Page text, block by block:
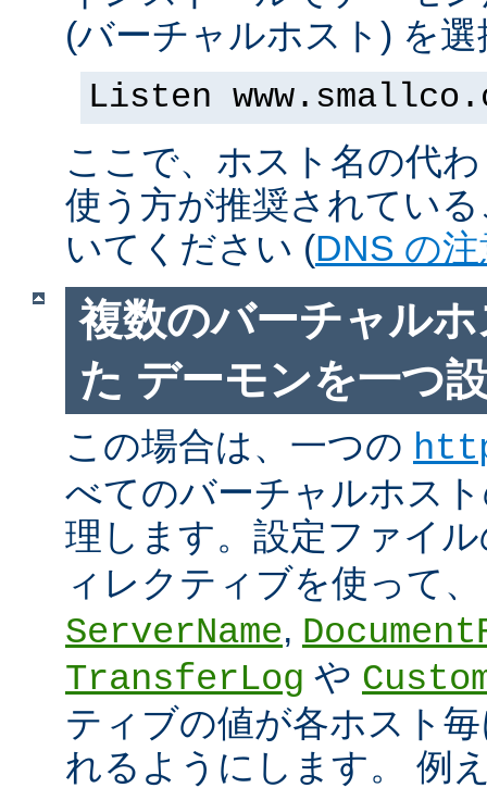
(バーチャルホスト) を
Listen
ここで、ホスト名の代
使う方が推奨されてい
いてください (DNS の
複数のバーチャル
た デーモンを一つ
この場合は、一つの
べてのバーチャルホス
理します。設定ファイ
ィレクティブを使って
ServerName,
TransferLog や
ティブの値が各ホスト
れるようにします。 例